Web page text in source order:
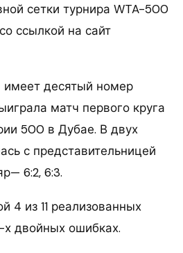
сетки турнира WTA-500
ссылкой на сайт
имеет десятый номер
матч первого круга
500 в Дубае. В двух
с представительницей
6:2, 6:3.
4 из 11 реализованных
х двойных ошибках.